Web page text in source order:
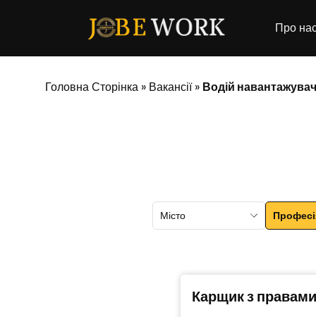
Про
Головна Сторінка » Вакансії » Водій
Місто
Карщик з